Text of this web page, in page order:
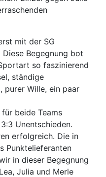
mit der SG
Begegnung bot
so faszinierend
ständige
purer Wille, ein paar
beide Teams
Unentschieden.
erfolgreich. Die in
Punktelieferanten
in dieser Begegnung
Julia und Merle